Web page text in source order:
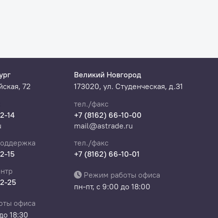
емкости или
72
14
15
25
офиса
18:30
Великий Новгород
173020, ул. Студенческая, д.31
тел./факс
+7 (8162) 66-10-00
mail@astrade.ru
тел./факс
+7 (8162) 66-10-01
Режим работы офиса
пн-пт, с 9:00 до 18:00